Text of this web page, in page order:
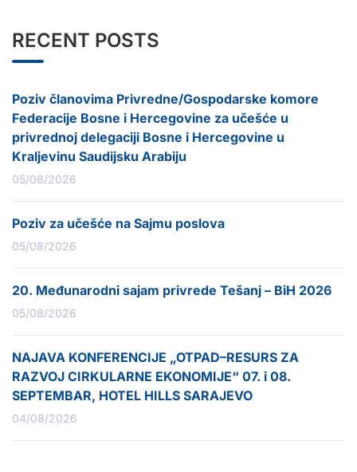
RECENT POSTS
Poziv članovima Privredne/Gospodarske komore
Federacije Bosne i Hercegovine za učešće u
privrednoj delegaciji Bosne i Hercegovine u
Kraljevinu Saudijsku Arabiju
05/08/2026
Poziv za učešće na Sajmu poslova
05/08/2026
20. Međunarodni sajam privrede Tešanj – BiH 2026
05/08/2026
NAJAVA KONFERENCIJE „OTPAD–RESURS ZA
RAZVOJ CIRKULARNE EKONOMIJE“ 07. i 08.
SEPTEMBAR, HOTEL HILLS SARAJEVO
04/08/2026